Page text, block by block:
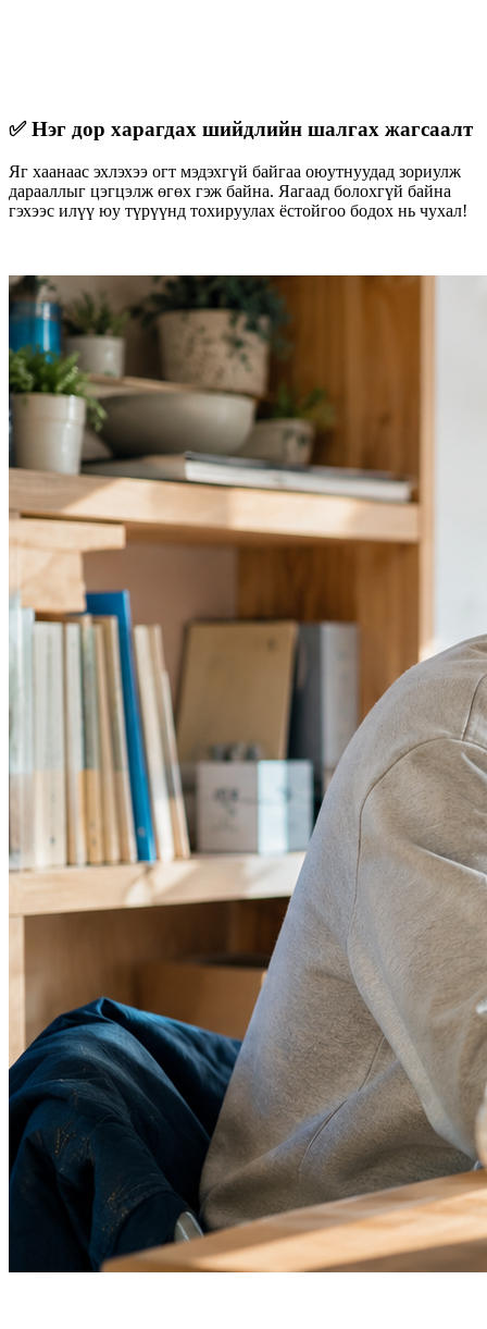
✅ Нэг дор харагдах шийдлийн шалгах жагсаалт
Яг хаанаас эхлэхээ огт мэдэхгүй байгаа оюутнуудад зориулж
дарааллыг цэгцэлж өгөх гэж байна. Яагаад болохгүй байна
гэхээс илүү юу түрүүнд тохируулах ёстойгоо бодох нь чухал!